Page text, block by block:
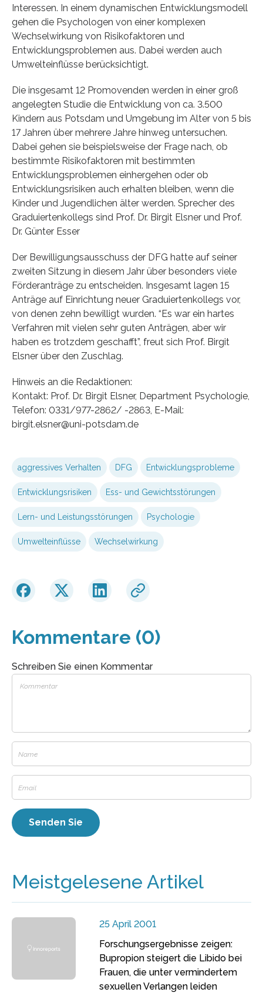
Interessen. In einem dynamischen Entwicklungsmodell
gehen die Psychologen von einer komplexen
Wechselwirkung von Risikofaktoren und
Entwicklungsproblemen aus. Dabei werden auch
Umwelteinflüsse berücksichtigt.
Die insgesamt 12 Promovenden werden in einer groß
angelegten Studie die Entwicklung von ca. 3.500
Kindern aus Potsdam und Umgebung im Alter von 5 bis
17 Jahren über mehrere Jahre hinweg untersuchen.
Dabei gehen sie beispielsweise der Frage nach, ob
bestimmte Risikofaktoren mit bestimmten
Entwicklungsproblemen einhergehen oder ob
Entwicklungsrisiken auch erhalten bleiben, wenn die
Kinder und Jugendlichen älter werden. Sprecher des
Graduiertenkollegs sind Prof. Dr. Birgit Elsner und Prof.
Dr. Günter Esser
Der Bewilligungsausschuss der DFG hatte auf seiner
zweiten Sitzung in diesem Jahr über besonders viele
Förderanträge zu entscheiden. Insgesamt lagen 15
Anträge auf Einrichtung neuer Graduiertenkollegs vor,
von denen zehn bewilligt wurden. “Es war ein hartes
Verfahren mit vielen sehr guten Anträgen, aber wir
haben es trotzdem geschafft”, freut sich Prof. Birgit
Elsner über den Zuschlag.
Hinweis an die Redaktionen:
Kontakt: Prof. Dr. Birgit Elsner, Department Psychologie,
Telefon: 0331/977-2862/ -2863, E-Mail:
birgit.elsner@uni-potsdam.de
aggressives Verhalten DFG Entwicklungsprobleme
Entwicklungsrisiken Ess- und Gewichtsstörungen
Lern- und Leistungsstörungen Psychologie
Umwelteinflüsse Wechselwirkung
Kommentare (0)
Schreiben Sie einen Kommentar
Meistgelesene Artikel
25 April 2001
Forschungsergebnisse zeigen:
Bupropion steigert die Libido bei
Frauen, die unter vermindertem
sexuellen Verlangen leiden